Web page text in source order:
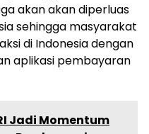
akan akan diperluas
sehingga masyarakat
di Indonesia dengan
aplikasi pembayaran
Jadi Momentum